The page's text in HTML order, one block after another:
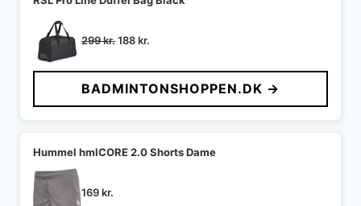
299kr.Den
pris
var:
299 kr..
188kr.
pris
er:
188 kr..
BADMINTONSHOPPEN.DK →
Hummel hmlCORE 2.0 Shorts Dame
169kr.